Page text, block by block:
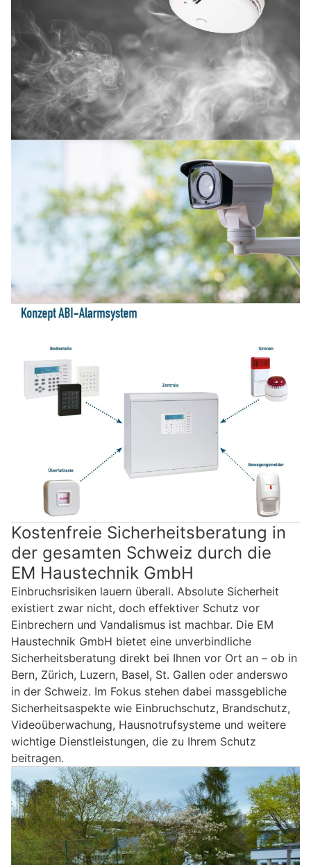
Kostenfreie Sicherheitsberatung in
der gesamten Schweiz durch die
EM Haustechnik GmbH
Einbruchsrisiken lauern überall. Absolute Sicherheit
existiert zwar nicht, doch effektiver Schutz vor
Einbrechern und Vandalismus ist machbar. Die EM
Haustechnik GmbH bietet eine unverbindliche
Sicherheitsberatung direkt bei Ihnen vor Ort an – ob in
Bern, Zürich, Luzern, Basel, St. Gallen oder anderswo
in der Schweiz. Im Fokus stehen dabei massgebliche
Sicherheitsaspekte wie Einbruchschutz, Brandschutz,
Videoüberwachung, Hausnotrufsysteme und weitere
wichtige Dienstleistungen, die zu Ihrem Schutz
beitragen.